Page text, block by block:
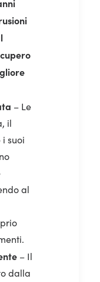
– Le
il
suoi
al
– Il
dalla